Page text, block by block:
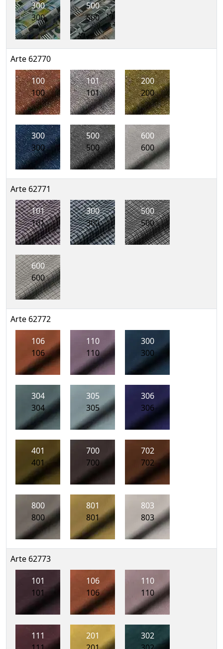
300
300
500
500
Arte 62770
100
100
101
101
200
200
300
300
500
500
600
600
Arte 62771
101
101
300
300
500
500
600
600
Arte 62772
106
106
110
110
300
300
304
304
305
305
306
306
401
401
700
700
702
702
800
800
801
801
803
803
Arte 62773
101
101
106
106
110
110
111
201
302